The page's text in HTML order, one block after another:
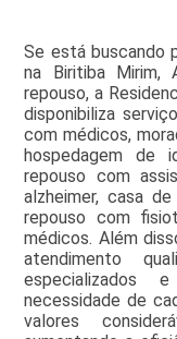
Se está buscando
na Biritiba Mirim,
repouso, a
disponibiliza
com médicos,
hospedagem de
repouso com
alzheimer, casa
repouso com
médicos. Além
atendimento
especializados
necessidade de
valores